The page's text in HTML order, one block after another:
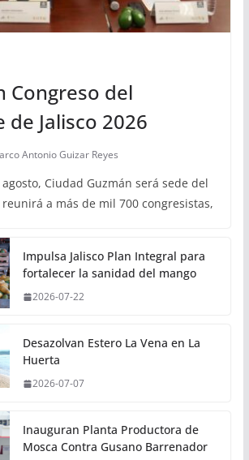
Congreso del
de Jalisco 2026
Antonio Guizar Reyes
Ciudad Guzmán será sede del
a más de mil 700 congresistas,
Impulsa Jalisco Plan Integral para
fortalecer la sanidad del mango
2026-07-22
Desazolvan Estero La Vena en La
Huerta
2026-07-07
Inauguran Planta Productora de
Mosca Contra Gusano Barrenador